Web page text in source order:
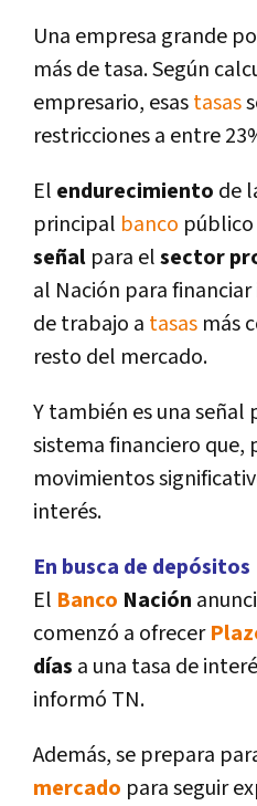
Una empresa grande
más de tasa. Según
empresario, esastasas
restricciones a entre
El endurecimiento de
principal banco público
señal para elsector
al Nación para
de trabajo a tasas más
resto del mercado.
Y también es una señal
sistema financiero que,
movimientos
interés.
En busca de depósitos
El Banco Nación
comenzó a ofrecer
dí­as a una tasa de
informó TN.
Además, se prepara
mercado para seguir